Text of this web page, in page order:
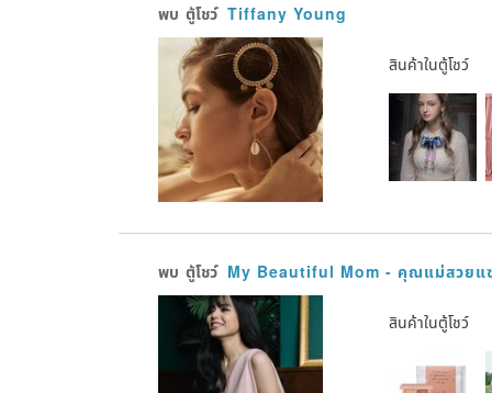
พบ ตู้โชว์ Tiffany Young
สินค้าในตู้โชว์
พบ ตู้โชว์ My Beautiful Mom - คุณแม่สวยแ
สินค้าในตู้โชว์